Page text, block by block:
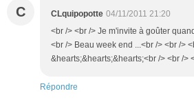
C CLquipopotte 04/11/2011 21:20
<br /> <br /> Je m'invite à goûter
<br /> Beau week end ...<br /> <br />
&hearts;&hearts;&hearts;<br /> <br />
Répondre